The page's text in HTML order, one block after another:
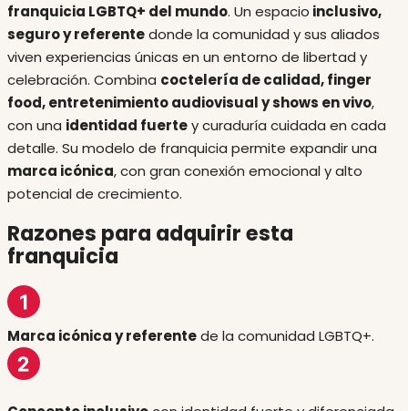
franquicia LGBTQ+ del mundo. Un espacio inclusivo,
seguro y referentedonde la comunidad y sus aliados
viven experiencias únicas en un entorno de libertad y
celebración. Combina coctelería de calidad, finger
food, entretenimiento audiovisual y shows en vivo,
con una identidad fuertey curaduría cuidada en cada
detalle. Su modelo de franquicia permite expandir una
marca icónica, con gran conexión emocional y alto
potencial de crecimiento.
Razones para adquirir esta
franquicia
Marca icónica y referentede la comunidad LGBTQ+.